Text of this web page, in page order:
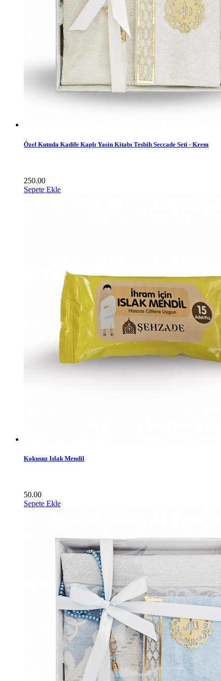
Özel Kutuda Kadife Kaplı Yasin Kitabı Tesbih Seccade Seti - Krem
250.00
Sepete Ekle
Kokusuz Islak Mendil
50.00
Sepete Ekle